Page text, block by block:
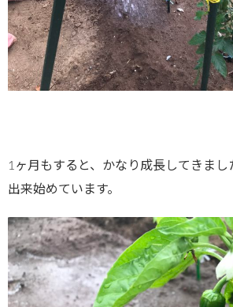
1ヶ月もすると、かなり成長してきま
出来始めています。